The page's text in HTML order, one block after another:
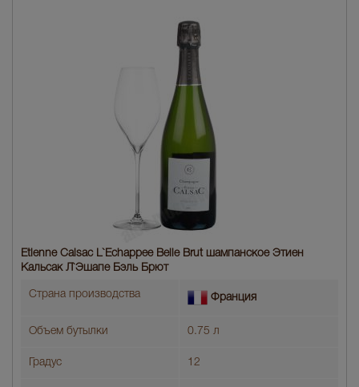
Etienne Calsac L`Echappee Belle Brut шампанское Этиен
Кальсак Л`Эшапе Бэль Брют
Страна производства Франция
Объем бутылки 0.75 л
Градус 12